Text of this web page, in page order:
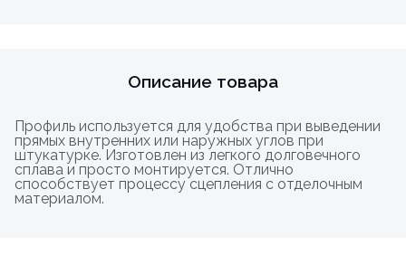
Описание товара
Профиль используется для удобства при выведении
прямых внутренних или наружных углов при
штукатурке. Изготовлен из легкого долговечного
сплава и просто монтируется. Отлично
способствует процессу сцепления с отделочным
материалом.